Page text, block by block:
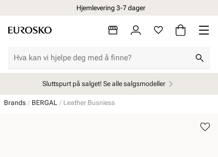
Hjemlevering 3-7 dager
Sluttspurt på salget! Se alle salgsmodeller
Brands BERGAL Leather Busniess